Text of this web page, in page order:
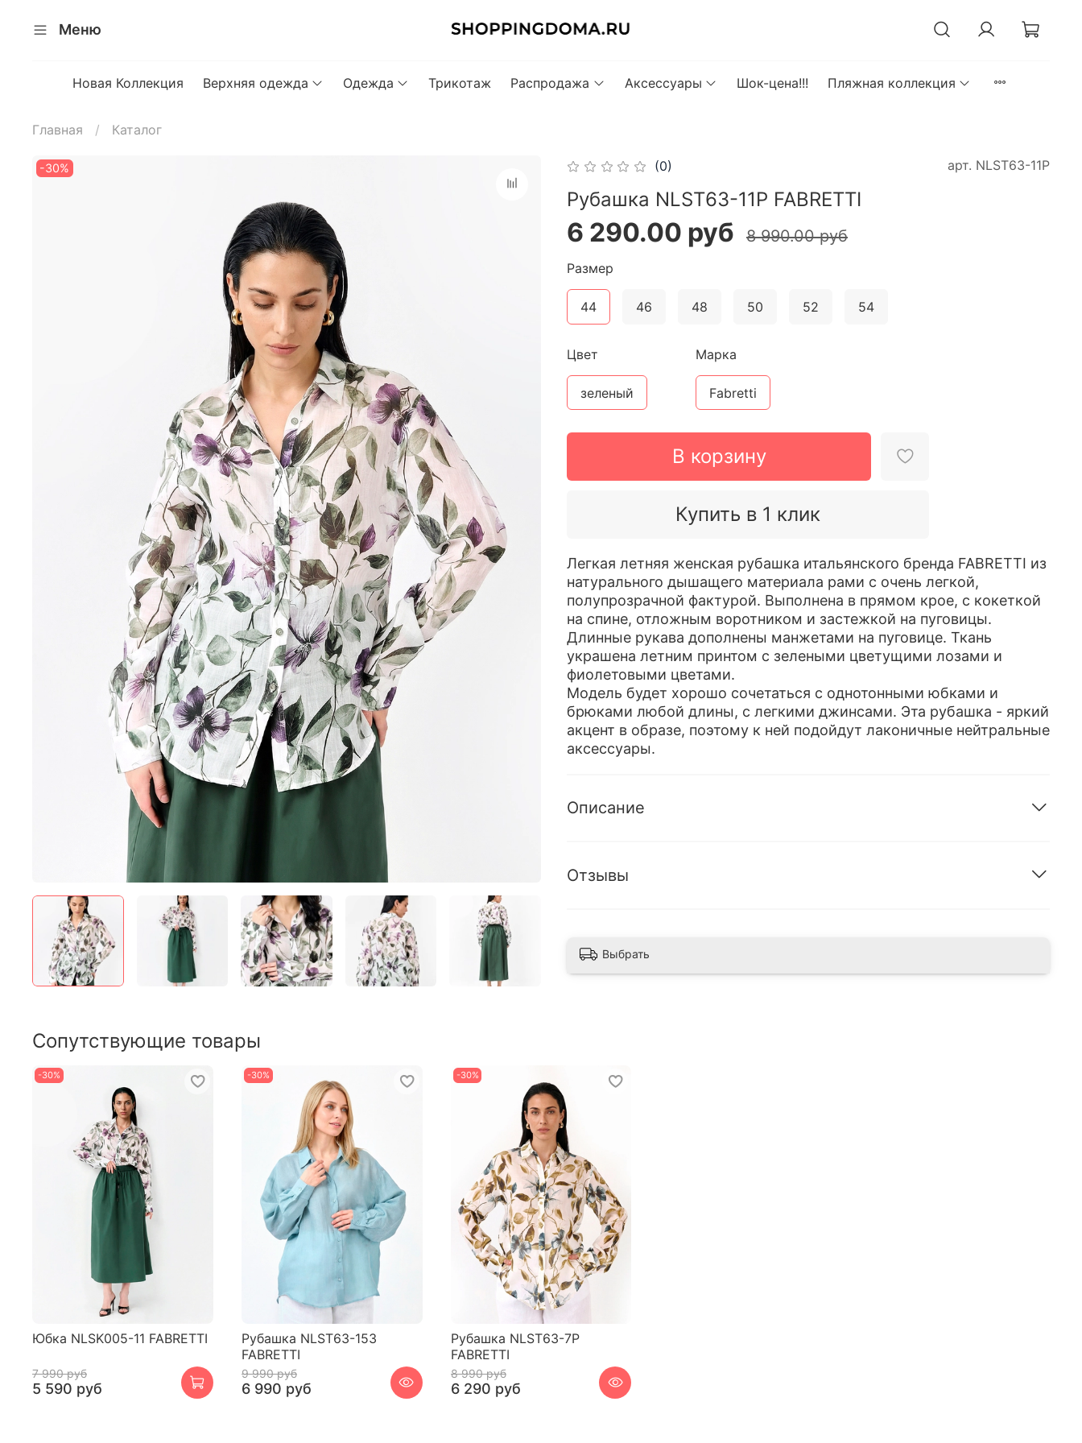
Меню
Новая Коллекция Верхняя одежда Одежда Трикотаж Распродажа Аксессуары Шок-цена!!! Пляжная коллекция
Главная Каталог
-30% (0) арт. NLST63-11P
Рубашка NLST63-11P FABRETTI
6 290.00 руб 8 990.00 руб
В корзину
Купить в 1 клик
Размер
44 46 48 50 52 54
Цвет
зеленый
Марка
Fabretti
Легкая летняя женская рубашка итальянского бренда FABRETTI из
натурального дышащего материала рами с очень легкой,
полупрозрачной фактурой. Выполнена в прямом крое, с кокеткой
на спине, отложным воротником и застежкой на пуговицы.
Длинные рукава дополнены манжетами на пуговице. Ткань
украшена летним принтом с зелеными цветущими лозами и
фиолетовыми цветами.
Модель будет хорошо сочетаться с однотонными юбками и
брюками любой длины, с легкими джинсами. Эта рубашка - яркий
акцент в образе, поэтому к ней подойдут лаконичные нейтральные
аксессуары.
Описание
Отзывы
Выбрать
Сопутствующие товары
-30%
Юбка NLSK005-11 FABRETTI
7 990 руб
5 590 руб
-30%
Рубашка NLST63-153
FABRETTI
9 990 руб
6 990 руб
-30%
Рубашка NLST63-7P
FABRETTI
8 990 руб
6 290 руб